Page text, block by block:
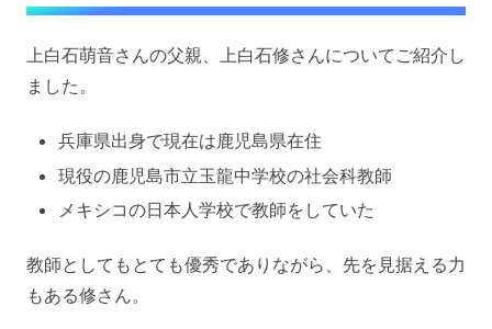
上白石萌音さんの父親、上白石修さんについてご紹介し
ました。
兵庫県出身で現在は鹿児島県在住
現役の鹿児島市立玉龍中学校の社会科教師
メキシコの日本人学校で教師をしていた
教師としてもとても優秀でありながら、先を見据える力
もある修さん。